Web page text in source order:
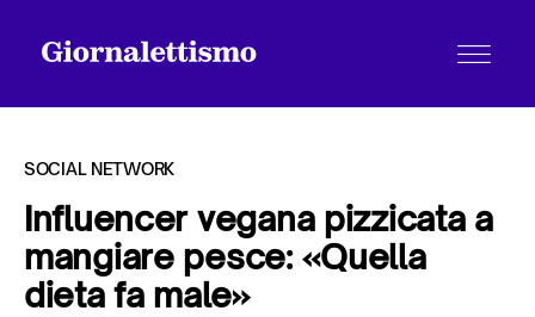
Tutti gli articoli
SOCIAL NETWORK
Influencer vegana pizzicata a
mangiare pesce: «Quella
dieta fa male»